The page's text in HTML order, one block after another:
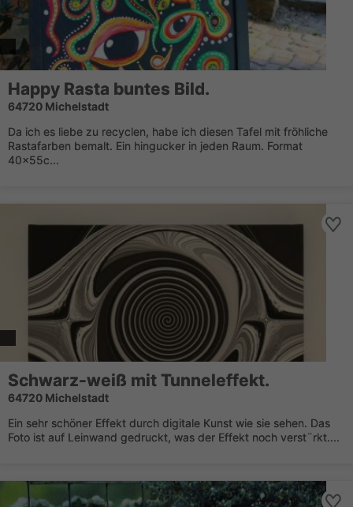
Happy Rasta buntes Bild.
64720 Michelstadt
Da ich es liebe zu recyclen, habe ich diesen Tafel mit fröhliche
Rastafarben bemalt. Ein hingucker in jeden Raum. Format
40x55c...
Schwarz-weiß mit Tunneleffekt.
64720 Michelstadt
Ein sehr schöner Effekt durch digitale Kunst wie sie sehen. Das
Foto ist auf Leinwand gedruckt, was der Effekt noch verst¨rkt....